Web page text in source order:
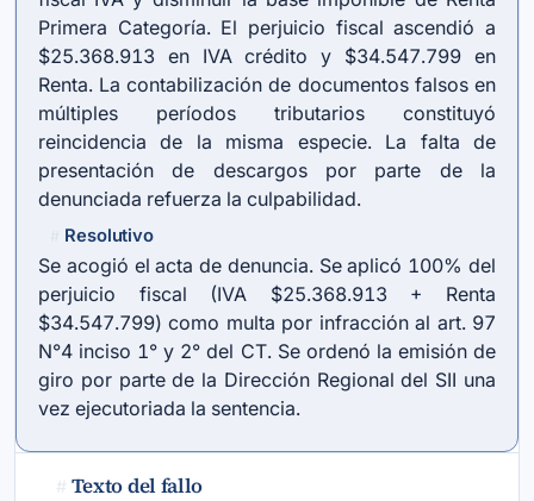
Primera Categoría. El perjuicio fiscal ascendió a
$25.368.913 en IVA crédito y $34.547.799 en
Renta. La contabilización de documentos falsos en
múltiples períodos tributarios constituyó
reincidencia de la misma especie. La falta de
presentación de descargos por parte de la
denunciada refuerza la culpabilidad.
Resolutivo
Se acogió el acta de denuncia. Se aplicó 100% del
perjuicio fiscal (IVA $25.368.913 + Renta
$34.547.799) como multa por infracción al art. 97
N°4 inciso 1° y 2° del CT. Se ordenó la emisión de
giro por parte de la Dirección Regional del SII una
vez ejecutoriada la sentencia.
# Texto del fallo